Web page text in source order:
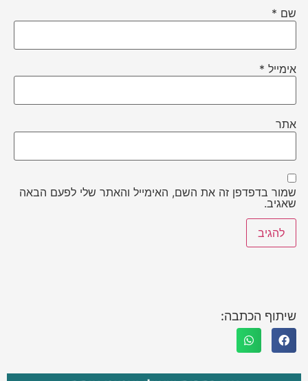
שם *
אימייל *
אתר
שמור בדפדפן זה את השם, האימייל והאתר שלי לפעם הבאה
שאגיב.
שיתוף הכתבה: